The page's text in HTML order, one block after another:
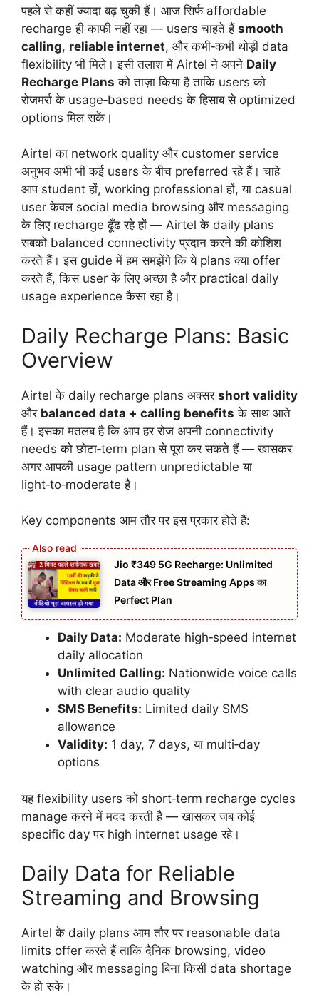
पहले से कहीं ज्यादा बढ़ चुकी हैं। आज सिर्फ affordable
recharge ही काफी नहीं रहा — users चाहते हैं smooth
calling, reliable internet, और कभी‑कभी थोड़ी data
flexibility भी मिले। इसी तलाश में Airtel ने अपने Daily
Recharge Plans को ताज़ा किया है ताकि users को
रोजमर्रा के usage‑based needs के हिसाब से optimized
options मिल सकें।
Airtel का network quality और customer service
अनुभव अभी भी कई users के बीच preferred रहे हैं। चाहे
आप student हों, working professional हों, या casual
user केवल social media browsing और messaging
के लिए recharge ढूँढ रहे हों — Airtel के daily plans
सबको balanced connectivity प्रदान करने की कोशिश
करते हैं। इस guide में हम समझेंगे कि ये plans क्या offer
करते हैं, किस user के लिए अच्छा है और practical daily
usage experience कैसा रहा है।
Daily Recharge Plans: Basic
Overview
Airtel के daily recharge plans अक्सर short validity
और balanced data + calling benefits के साथ आते
हैं। इसका मतलब है कि आप हर रोज अपनी connectivity
needs को छोटा‑term plan से पूरा कर सकते हैं — खासकर
अगर आपकी usage pattern unpredictable या
light‑to‑moderate है।
Key components आम तौर पर इस प्रकार होते हैं:
Jio ₹349 5G Recharge: Unlimited
Data और Free Streaming Apps का
Perfect Plan
Daily Data: Moderate high‑speed internet
daily allocation
Unlimited Calling: Nationwide voice calls
with clear audio quality
SMS Benefits: Limited daily SMS
allowance
Validity: 1 day, 7 days, या multi‑day
options
यह flexibility users को short‑term recharge cycles
manage करने में मदद करती है — खासकर जब कोई
specific day पर high internet usage रहे।
Daily Data for Reliable
Streaming and Browsing
Airtel के daily plans आम तौर पर reasonable data
limits offer करते हैं ताकि दैनिक browsing, video
watching और messaging बिना किसी data shortage
के हो सके।